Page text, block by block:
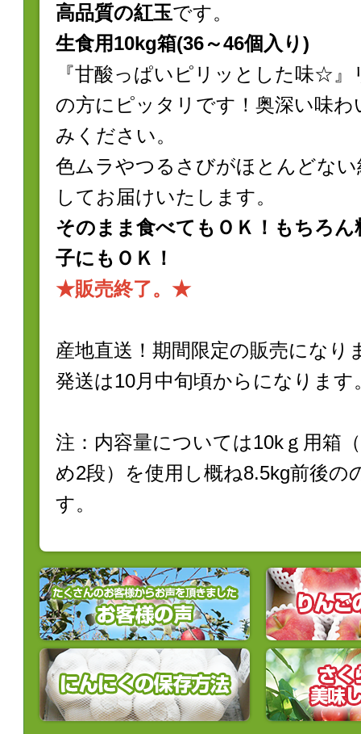
高品質の紅玉です。
生食用10kg箱(36～46個入り)
『甘酸っぱいピリッとした味☆』
の方にピッタリです！奥深い味わ
みください。
色ムラやつるさびがほとんどない
してお届けいたします。
そのまま食べてもＯＫ！もちろん
子にもＯＫ！
★販売終了。★
産地直送！期間限定の販売になり
発送は10月中旬頃からになります
注：内容量については10kｇ用箱
め2段）を使用し概ね8.5kg前後の
す。